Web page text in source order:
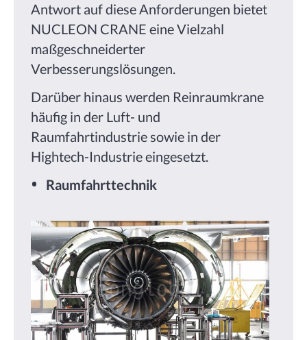
Antwort auf diese Anforderungen bietet
NUCLEON CRANE eine Vielzahl
maßgeschneiderter
Verbesserungslösungen.
Darüber hinaus werden Reinraumkrane
häufig in der Luft- und
Raumfahrtindustrie sowie in der
Hightech-Industrie eingesetzt.
Raumfahrttechnik